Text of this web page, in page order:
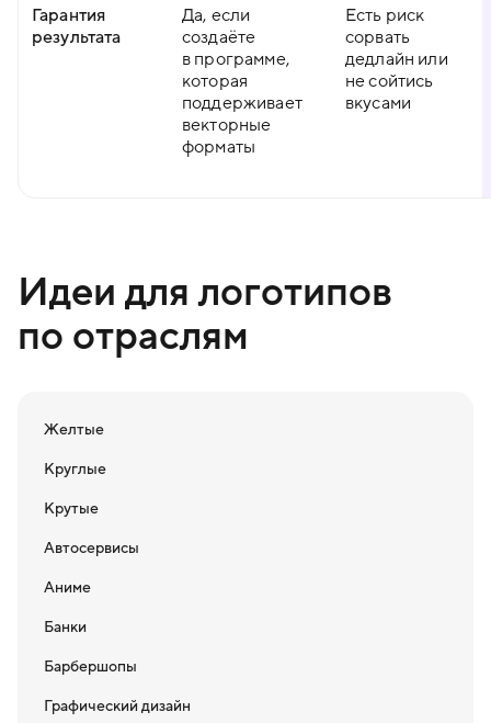
Гарантия
результата
Да, если
создаёте
в программе,
которая
поддерживает
векторные
форматы
Есть риск
сорвать
дедлайн или
не сойтись
вкусами
Идеи для логотипов
по отраслям
Желтые
Круглые
Крутые
Автосервисы
Аниме
Банки
Барбершопы
Графический дизайн